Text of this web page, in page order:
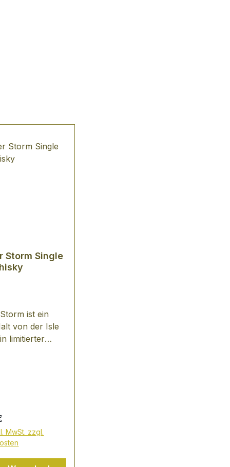
Storm Single
ist ein
von der Isle
limitierter
des
Die
maritimen
des Talisker
Preis:
MwSt. zzgl.